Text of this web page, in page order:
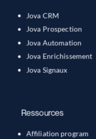
Jova CRM
Jova Prospection
Jova Automation
Jova Enrichissement
Jova Signaux
Ressources
Affiliation program